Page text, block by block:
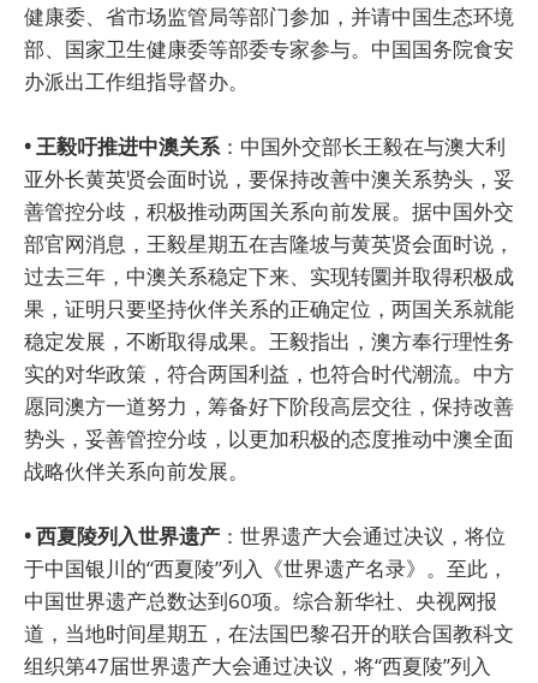
健康委、省市场监管局等部门参加，并请中国生态环境
部、国家卫生健康委等部委专家参与。中国国务院食安
办派出工作组指导督办。
• 王毅吁推进中澳关系：中国外交部长王毅在与澳大利
亚外长黄英贤会面时说，要保持改善中澳关系势头，妥
善管控分歧，积极推动两国关系向前发展。据中国外交
部官网消息，王毅星期五在吉隆坡与黄英贤会面时说，
过去三年，中澳关系稳定下来、实现转圜并取得积极成
果，证明只要坚持伙伴关系的正确定位，两国关系就能
稳定发展，不断取得成果。王毅指出，澳方奉行理性务
实的对华政策，符合两国利益，也符合时代潮流。中方
愿同澳方一道努力，筹备好下阶段高层交往，保持改善
势头，妥善管控分歧，以更加积极的态度推动中澳全面
战略伙伴关系向前发展。
• 西夏陵列入世界遗产 ：世界遗产大会通过决议，将位
于中国银川的“西夏陵”列入《世界遗产名录》。至此，
中国世界遗产总数达到60项。综合新华社、央视网报
道，当地时间星期五，在法国巴黎召开的联合国教科文
组织第47届世界遗产大会通过决议，将“西夏陵”列入